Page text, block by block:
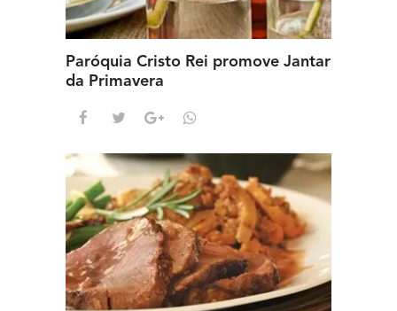
Paróquia Cristo Rei promove Jantar
da Primavera